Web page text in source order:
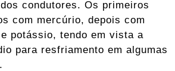
condutores. Os primeiros
com mercúrio, depois com
potássio, tendo em vista a
para resfriamento em algumas